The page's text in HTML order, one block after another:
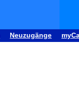
Neuzugänge